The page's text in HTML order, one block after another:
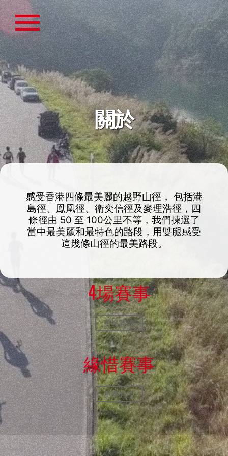
關於
感受香港四條最美麗的越野山徑， 包括港
島徑、鳯凰徑、衛奕信徑及麥理浩徑，四
條徑由 50 至 100公里不等，我們揀選了
當中最美麗和最特色的路段，用雙腿感受
這幾條山徑的最美路段。
4場賽事
更多詳情
緣惜賽事
更多詳情